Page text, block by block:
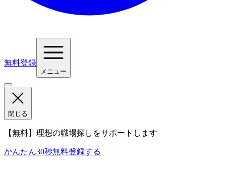
無料登録
メニュー
閉じる
【無料】理想の職場探しをサポートします
かんたん30秒無料登録する